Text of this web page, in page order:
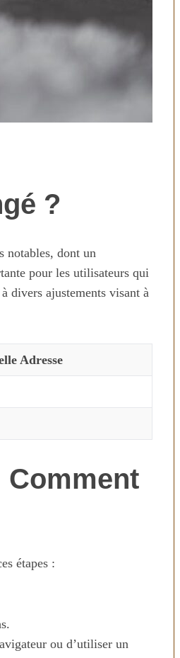
?
notables, dont un
pour les utilisateurs qui
divers ajustements visant à
Adresse
Comment
étapes :
ou d’utiliser un
ultra-transformés
: les vrais risques pour